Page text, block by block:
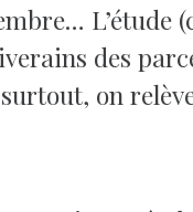
L’étude
des
on relève